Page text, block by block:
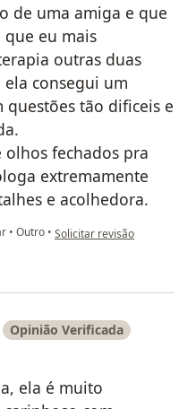
de uma amiga e que
eu mais
outras duas
ela consegui um
tão dificeis e
olhos fechados pra
extremamente
e acolhedora.
• Outro • na opinião do utilizador BM
Solicitar revisão
Opinião Verificada
ela é muito